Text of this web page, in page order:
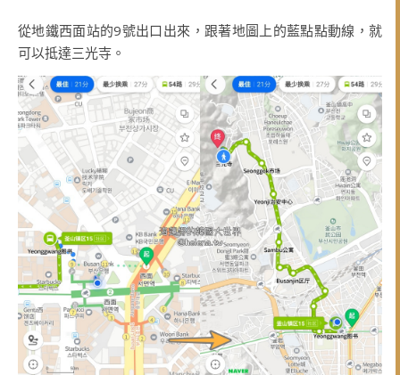
從地鐵西面站的9號出口出來，跟著地圖上的藍點點動線，就
可以抵達三光寺。